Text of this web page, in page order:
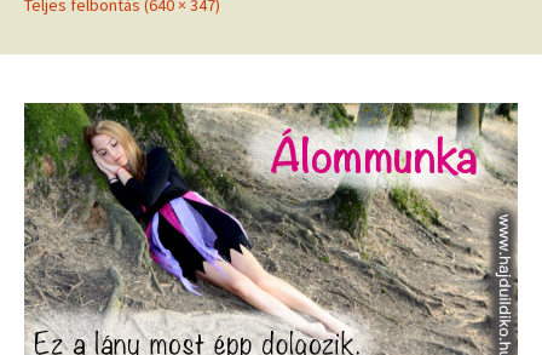
Teljes felbontás (640 × 347)